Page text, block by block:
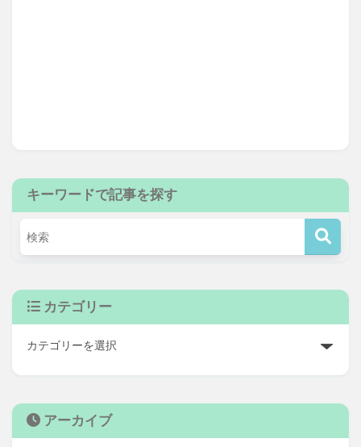
キーワードで記事を探す
カテゴリー
アーカイブ